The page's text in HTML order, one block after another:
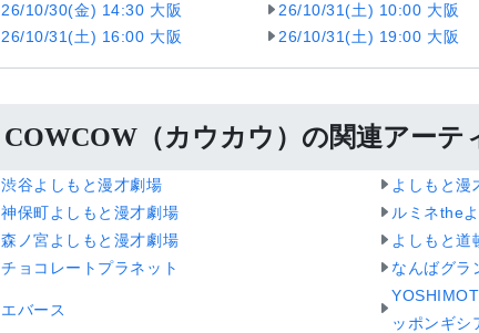
26/10/30(金) 14:30 大阪
26/10/31(土) 10:00 大阪
26/10/31(土) 16:00 大阪
26/10/31(土) 19:00 大阪
COWCOW（カウカウ）の関連アーテ
渋谷よしもと漫才劇場
よしもと漫
神保町よしもと漫才劇場
ルミネthe
森ノ宮よしもと漫才劇場
よしもと道
チョコレートプラネット
なんばグラ
エバース
ッポンギシ